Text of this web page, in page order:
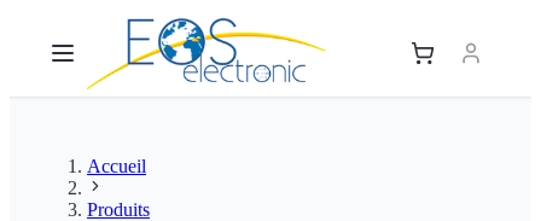
Accueil
Produits